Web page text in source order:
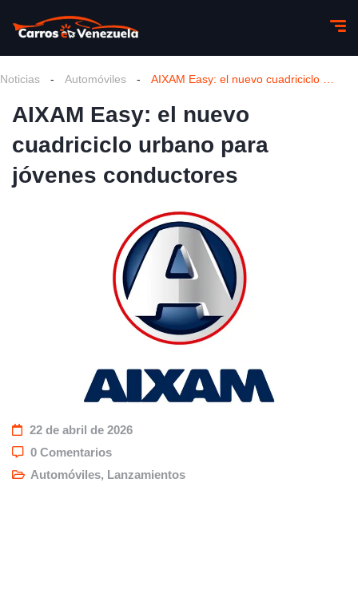
Noticias - Automóviles -
AIXAM Easy: el nuevo
cuadriciclo urbano para
jóvenes conductores
22 de abril de 2026
0 Comentarios
Automóviles, Lanzamientos